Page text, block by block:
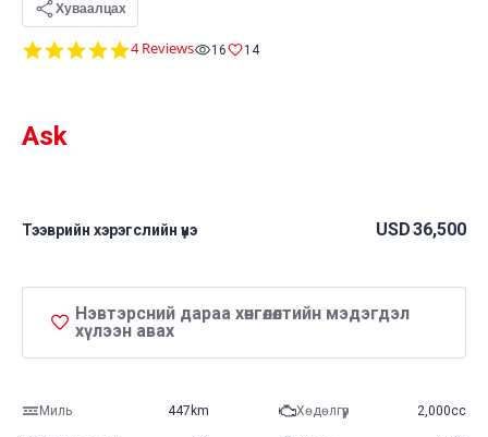
5.0
4 Reviews 16 14
Ask
Тээврийн хэрэгслийн үнэ USD36,500
Нэвтэрсний дараа хөнгөлөлтийн мэдэгдэл
хүлээн авах
Миль 447km Хөдөлгүүр 2,000cc
Хуваалцах